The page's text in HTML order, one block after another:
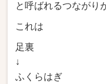
と呼ばれるつながり
これは
足裏
↓
ふくらはぎ